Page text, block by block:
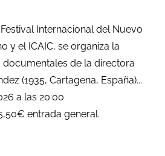
Internacional del Nuevo
y el ICAIC, se organiza la
de la directora
(1935, Cartagena, España)...
a las 20:00
entrada general.